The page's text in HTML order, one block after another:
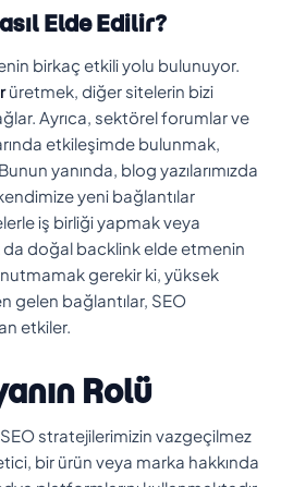
Elde Edilir?
birkaç etkili yolu bulunuyor.
üretmek, diğer sitelerin bizi
Ayrıca, sektörel forumlar ve
etkileşimde bulunmak,
yanında, blog yazılarımızda
yeni bağlantılar
iş birliği yapmak veya
doğal backlink elde etmenin
gerekir ki, yüksek
gelen bağlantılar, SEO
etkiler.
Rolü
stratejilerimizin vazgeçilmez
bir ürün veya marka hakkında